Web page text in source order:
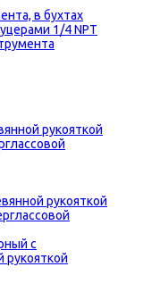
в бухтах
1/4 NPT
рукояткой
рукояткой
с
рукояткой